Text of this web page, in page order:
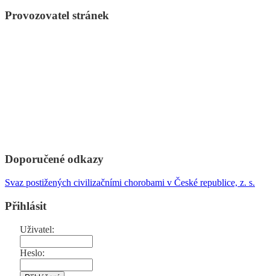
Provozovatel stránek
Doporučené odkazy
Svaz postižených civilizačními chorobami v České republice, z. s.
Přihlásit
Uživatel:
Heslo: